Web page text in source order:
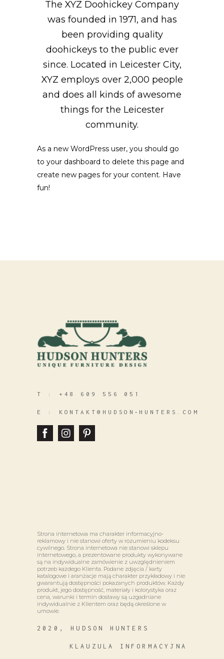
The XYZ Doohickey Company
was founded in 1971, and has
been providing quality
doohickeys to the public ever
since. Located in Leicester City,
XYZ employs over 2,000 people
and does all kinds of awesome
things for the Leicester
community.
As a new WordPress user, you should go
to your dashboard to delete this page and
create new pages for your content. Have
fun!
T : +48 609 556 051
E : KONTAKT@HUDSON‑HUNTERS.COM
Strona internetowa ma charakter informacyjno-
reklamowy i nie stanowi oferty w rozumieniu kodeksu
cywilnego. Strona internetowa nie stanowi sklepu
internetowego, a prezentowane produkty wykonywane
są na indywidualne zamówienie z uwzględnieniem
potrzeb każdego Klienta. Podane zdjęcia / karty
katalogowe i aranżacje mają charakter przykładowy i nie
gwarantują dostępności pokazanych produktów. Każdy
produkt, jego dostępność, materiały i kolorystyka oraz
cena, warunki i termin dostawy są uzgadniane
indywidualnie z Klientem oraz będą określone w
umowie.
2020, HUDSON HUNTERS
KLAUZULA INFORMACYJNA